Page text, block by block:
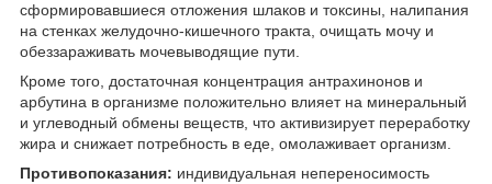
сформировавшиеся отложения шлаков и токсины, налипания
на стенках желудочно-кишечного тракта, очищать мочу и
обеззараживать мочевыводящие пути.
Кроме того, достаточная концентрация антрахино­нов и
арбутина в организме положительно влияет на минеральный
и углеводный обмены веществ, что ак­тивизирует переработку
жира и снижает потребность в еде, омолаживает организм.
Противопоказания: индивидуальная непереносимость